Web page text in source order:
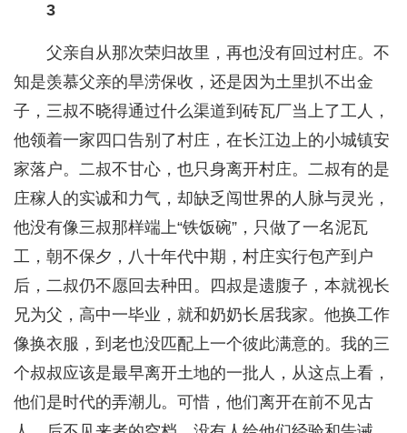
3
父亲自从那次荣归故里，再也没有回过村庄。不
知是羡慕父亲的旱涝保收，还是因为土里扒不出金
子，三叔不晓得通过什么渠道到砖瓦厂当上了工人，
他领着一家四口告别了村庄，在长江边上的小城镇安
家落户。二叔不甘心，也只身离开村庄。二叔有的是
庄稼人的实诚和力气，却缺乏闯世界的人脉与灵光，
他没有像三叔那样端上“铁饭碗”，只做了一名泥瓦
工，朝不保夕，八十年代中期，村庄实行包产到户
后，二叔仍不愿回去种田。四叔是遗腹子，本就视长
兄为父，高中一毕业，就和奶奶长居我家。他换工作
像换衣服，到老也没匹配上一个彼此满意的。我的三
个叔叔应该是最早离开土地的一批人，从这点上看，
他们是时代的弄潮儿。可惜，他们离开在前不见古